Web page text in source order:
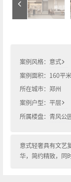
案例风格： 意式
案例面积： 160平米
所在城市：郑州
案例户型：平层
所属楼盘： 青风公
意式轻奢具有文艺
华，简约精致，同